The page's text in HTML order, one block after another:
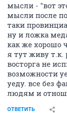
мысли - "вот
мысли после
таки
ну и ложка
как же хорошо
я тут живу т.к.
восторга не
возможности
уеду. все без
людям и
ОТВЕТИТЬ